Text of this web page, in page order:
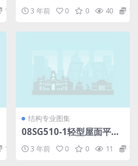
1.98
准的共用技术要求.pdf
3 年前 0 0 40 1.98
1.98
结构专业图集
08SG510-1轻型屋面平行
弦屋架(圆钢管、方钢管).p
df3 年前 0 0 11 1.98